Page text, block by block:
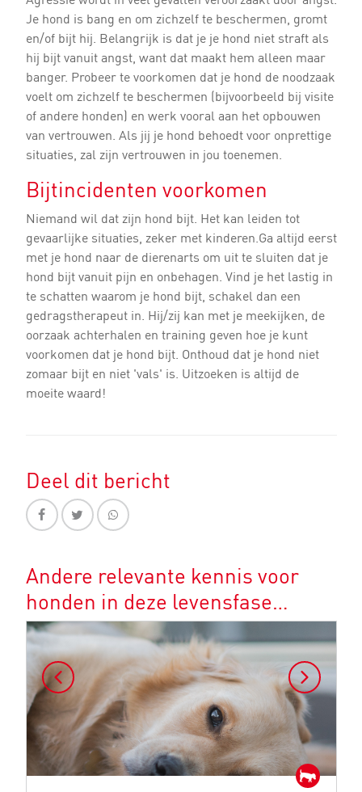
Je hond is bang en om zichzelf te beschermen, gromt
en/of bijt hij. Belangrijk is dat je je hond niet straft als
hij bijt vanuit angst, want dat maakt hem alleen maar
banger. Probeer te voorkomen dat je hond de noodzaak
voelt om zichzelf te beschermen (bijvoorbeeld bij visite
of andere honden) en werk vooral aan het opbouwen
van vertrouwen. Als jij je hond behoedt voor onprettige
situaties, zal zijn vertrouwen in jou toenemen.
Bijtincidenten voorkomen
Niemand wil dat zijn hond bijt. Het kan leiden tot
gevaarlijke situaties, zeker met kinderen.Ga altijd eerst
met je hond naar de dierenarts om uit te sluiten dat je
hond bijt vanuit pijn en onbehagen. Vind je het lastig in
te schatten waarom je hond bijt, schakel dan een
gedragstherapeut in. Hij/zij kan met je meekijken, de
oorzaak achterhalen en training geven hoe je kunt
voorkomen dat je hond bijt. Onthoud dat je hond niet
zomaar bijt en niet 'vals' is. Uitzoeken is altijd de
moeite waard!
Deel dit bericht
Andere relevante kennis voor
honden in deze levensfase…